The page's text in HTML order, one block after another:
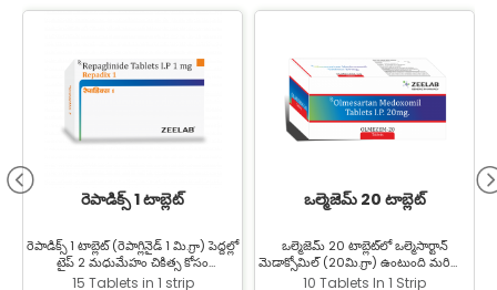
రెపాడిక్స్ 1 టాబ్లెట్
రెపాడిక్స్ 1 టాబ్లెట్ (రెపాగ్లినైడ్ 1 మి.గ్రా) పెద్దల్లో
టైప్ 2 మధుమేహం చికిత్స కోసం
ఉపయోగిస్తారు. రెపాడిక్స్ 1 టాబ్లెట్‌ను జీల్యాబ్
15 Tablets in 1 strip
ఒల్మెజెమ్ 20 టాబ్లెట్
ఒల్మెజెమ్ 20 టాబ్లెట్‌లో ఒల్మెసార్టాన్
మెడాక్సోమిల్ (20మి.గ్రా) ఉంటుంది మరియు
ఇది అధిక రక్తపోటు నియంత్రణకు
10 Tablets In 1 Strip